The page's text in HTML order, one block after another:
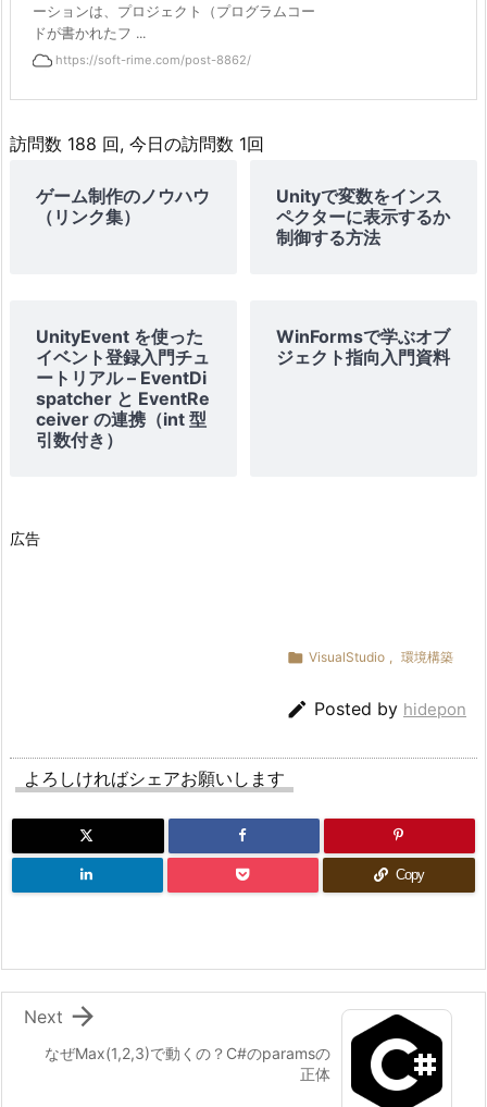
は？
6.
と
参
考）
ェ
ク
の
切
え
ーションは、プロジェクト（プログラムコー
ドが書かれたフ ...
https://soft-rime.com/post-8862/
訪問数 188 回, 今日の訪問数 1回
ゲーム制作のノウハウ
（リンク集）
Unityで変数をインス
ペクターに表示するか
制御する方法
UnityEvent を使った
イベント登録入門チュ
ートリアル – EventDi
spatcher と EventRe
ceiver の連携（int 型
引数付き）
WinFormsで学ぶオブ
ジェクト指向入門資料
広告
 VisualStudio , 環境構築
 Posted by hidepon
よろしければシェアお願いします
Copy
なぜMax(1,2,3)で動くの？C#のparamsの
正体

Next